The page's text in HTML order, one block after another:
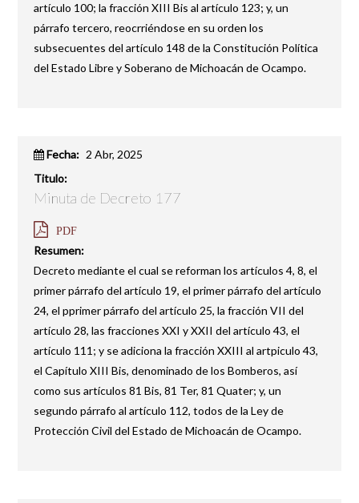
artículo 100; la fracción XIII Bis al artículo 123; y, un
párrafo tercero, reocrriéndose en su orden los
subsecuentes del artículo 148 de la Constitución Política
del Estado Libre y Soberano de Michoacán de Ocampo.
Fecha: 2 Abr, 2025
Titulo:
Minuta de Decreto 177
PDF
Resumen:
Decreto mediante el cual se reforman los artículos 4, 8, el
primer párrafo del artículo 19, el primer párrafo del artículo
24, el pprimer párrafo del artículo 25, la fracción VII del
artículo 28, las fracciones XXI y XXII del artículo 43, el
artículo 111; y se adiciona la fracción XXIII al artpiculo 43,
el Capítulo XIII Bis, denominado de los Bomberos, así
como sus artículos 81 Bis, 81 Ter, 81 Quater; y, un
segundo párrafo al artículo 112, todos de la Ley de
Protección Civil del Estado de Michoacán de Ocampo.